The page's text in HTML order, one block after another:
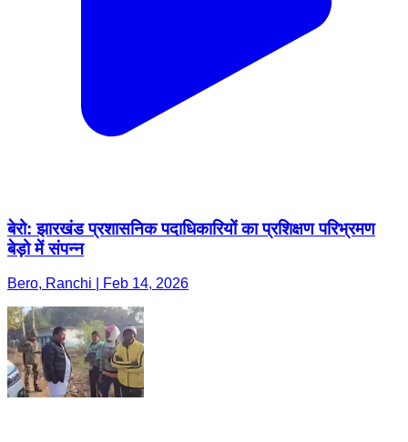
बेरो: झारखंड प्रशासनिक पदाधिकारियों का प्रशिक्षण परिभ्रमण
बेड़ो में संपन्न
Bero, Ranchi | Feb 14, 2026